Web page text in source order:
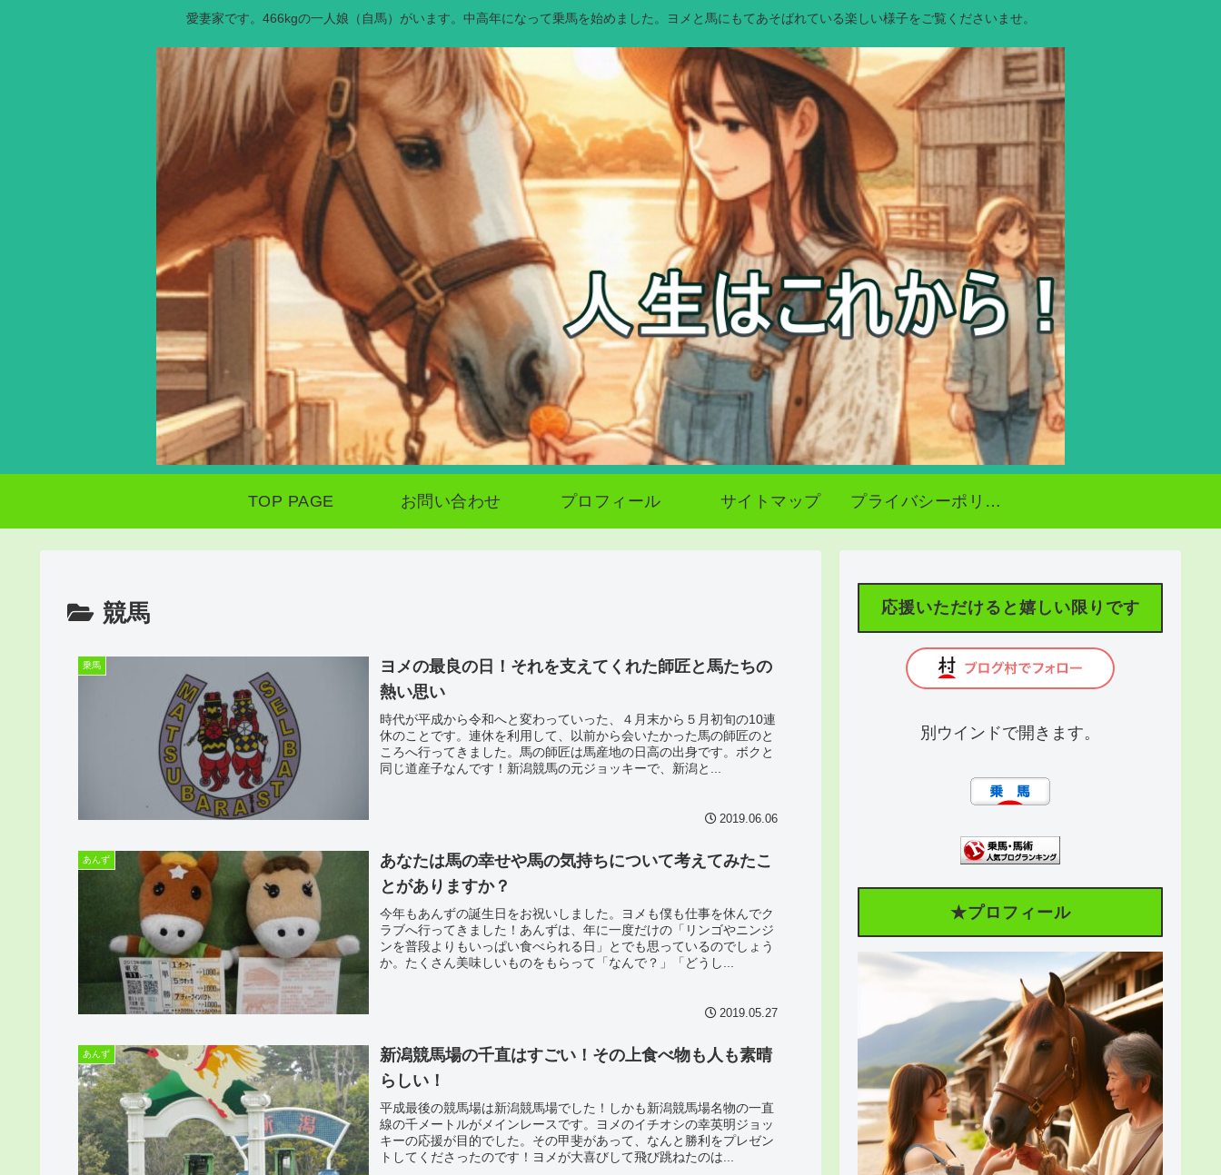
愛妻家です。466kgの一人娘（自馬）がいます。中高年になって乗馬を始めました。ヨメと馬にもてあそばれている楽しい様子をご覧くださいませ。
TOP PAGE お問い合わせ プロフィール サイトマップ プライバシーポリシー
競馬
乗馬
ヨメの最良の日！それを支えてくれた師匠と馬たちの
熱い思い
時代が平成から令和へと変わっていった、４月末から５月初旬の10連
休のことです。連休を利用して、以前から会いたかった馬の師匠のと
ころへ行ってきました。馬の師匠は馬産地の日高の出身です。ボクと
同じ道産子なんです！新潟競馬の元ジョッキーで、新潟と...
2019.06.06
あんず
あなたは馬の幸せや馬の気持ちについて考えてみたこ
とがありますか？
今年もあんずの誕生日をお祝いしました。ヨメも僕も仕事を休んでク
ラブへ行ってきました！あんずは、年に一度だけの「リンゴやニンジ
ンを普段よりもいっぱい食べられる日」とでも思っているのでしょう
か。たくさん美味しいものをもらって「なんで？」「どうし...
2019.05.27
あんず
新潟競馬場の千直はすごい！その上食べ物も人も素晴
らしい！
平成最後の競馬場は新潟競馬場でした！しかも新潟競馬場名物の一直
線の千メートルがメインレースです。ヨメのイチオシの幸英明ジョッ
キーの応援が目的でした。その甲斐があって、なんと勝利をプレゼン
トしてくださったのです！ヨメが大喜びして飛び跳ねたのは...
応援いただけると嬉しい限りです
別ウインドで開きます。
★プロフィール